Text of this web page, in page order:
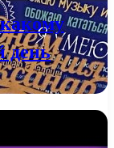
день